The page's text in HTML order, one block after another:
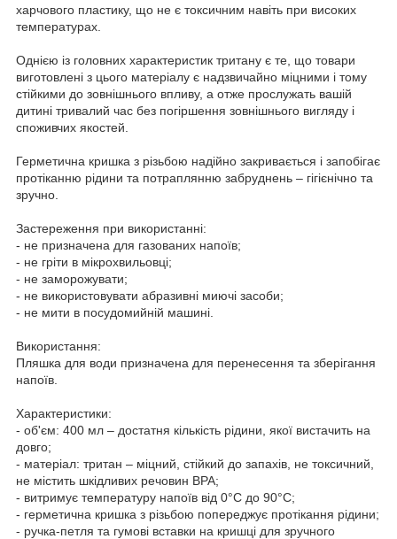
харчового пластику, що не є токсичним навіть при високих
температурах.
Однією із головних характеристик тритану є те, що товари
виготовлені з цього матеріалу є надзвичайно міцними і тому
стійкими до зовнішнього впливу, а отже прослужать вашій
дитині тривалий час без погіршення зовнішнього вигляду і
споживчих якостей.
Герметична кришка з різьбою надійно закривається і запобігає
протіканню рідини та потраплянню забруднень – гігієнічно та
зручно.
Застереження при використанні:
- не призначена для газованих напоїв;
- не гріти в мікрохвильовці;
- не заморожувати;
- не використовувати абразивні миючі засоби;
- не мити в посудомийній машині.
Використання:
Пляшка для води призначена для перенесення та зберігання
напоїв.
Характеристики:
- об'єм: 400 мл – достатня кількість рідини, якої вистачить на
довго;
- матеріал: тритан – міцний, стійкий до запахів, не токсичний,
не містить шкідливих речовин BPA;
- витримує температуру напоїв від 0°С до 90°С;
- герметична кришка з різьбою попереджує протікання рідини;
- ручка-петля та гумові вставки на кришці для зручного